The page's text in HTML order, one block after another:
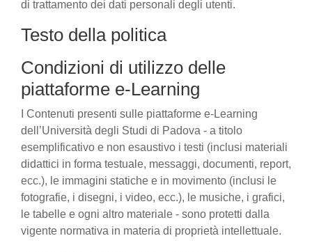
di trattamento dei dati personali degli utenti.
Testo della politica
Condizioni di utilizzo delle
piattaforme e-Learning
I Contenuti presenti sulle piattaforme e-Learning
dell’Università degli Studi di Padova - a titolo
esemplificativo e non esaustivo i testi (inclusi materiali
didattici in forma testuale, messaggi, documenti, report,
ecc.), le immagini statiche e in movimento (inclusi le
fotografie, i disegni, i video, ecc.), le musiche, i grafici,
le tabelle e ogni altro materiale - sono protetti dalla
vigente normativa in materia di proprietà intellettuale.